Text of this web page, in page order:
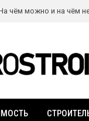
чём можно и на чём